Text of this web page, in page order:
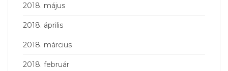
2018. május
2018. április
2018. március
2018. február